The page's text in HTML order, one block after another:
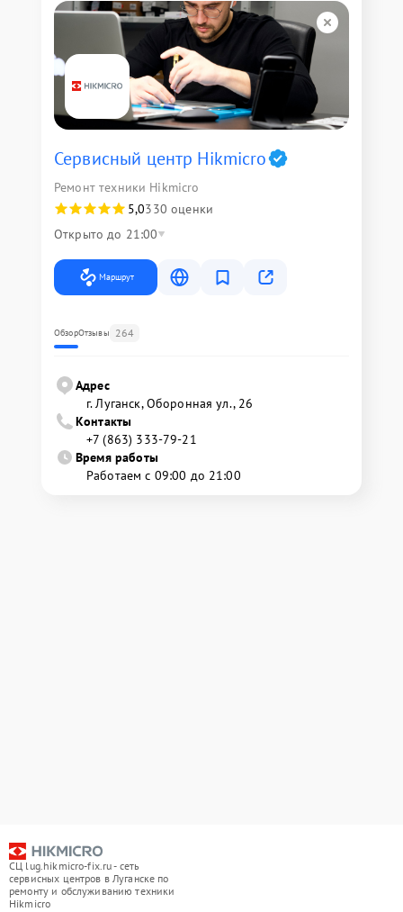
Сервисный центр Hikmicro
Ремонт техники Hikmicro
5,0330 оценки
Открыто до 21:00
Маршрут
ОбзорОтзывы 264
Адрес
г. Луганск, Оборонная ул., 26
Контакты
+7 (863) 333-79-21
Время работы
Работаем с 09:00 до 21:00
СЦ lug.hikmicro-fix.ru - сеть
сервисных центров в Луганске по
ремонту и обслуживанию техники
Hikmicro